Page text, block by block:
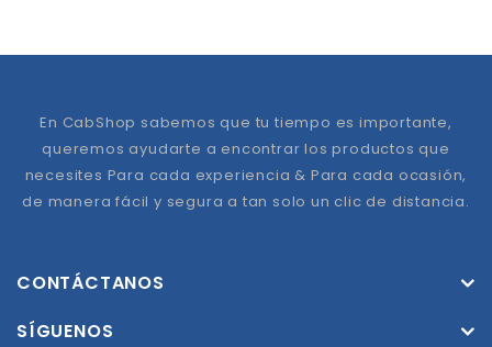
En CabShop sabemos que tu tiempo es importante,
queremos ayudarte a encontrar los productos que
necesites Para cada experiencia & Para cada ocasión,
de manera fácil y segura a tan solo un clic de distancia.
CONTÁCTANOS
SÍGUENOS